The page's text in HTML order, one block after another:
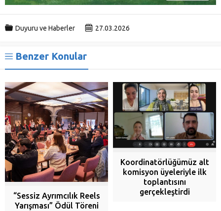
Duyuru ve Haberler 27.03.2026
Benzer Konular
“Sessiz Ayrımcılık Reels
Yarışması” Ödül Töreni
Koordinatörlüğümüz alt
komisyon üyeleriyle ilk
toplantısını
gerçekleştirdi